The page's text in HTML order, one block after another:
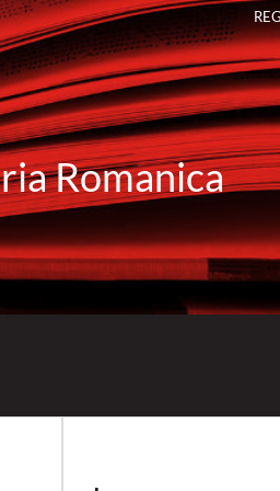
Romanica